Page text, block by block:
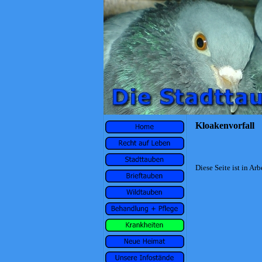
Kloakenvorfall
Diese Seite ist in